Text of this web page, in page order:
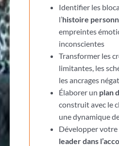
Identifier les
l’histoire
empreintes
inconscientes
Transformer les
limitantes, les
les ancrages
Élaborer un plan
construit avec le
une dynamique
Développer
leader dans